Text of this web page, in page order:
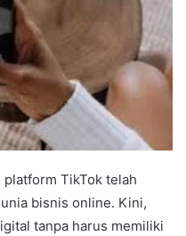
TikTok telah
bisnis online. Kini,
tanpa harus memiliki